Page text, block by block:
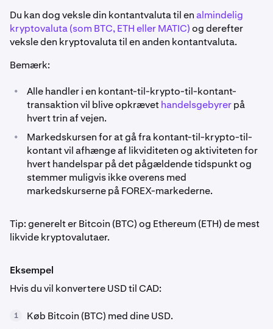
Du kan dog veksle din kontantvaluta til enalmindelig
kryptovaluta (som BTC, ETH eller MATIC)og derefter
veksle den kryptovaluta til en anden kontantvaluta.
Bemærk:
•
Alle handler i en kontant-til-krypto-til-kontant-
transaktion vil blive opkrævethandelsgebyrerpå
hvert trin af vejen.
•
Markedskursen for at gå fra kontant-til-krypto-til-
kontant vil afhænge af likviditeten og aktiviteten for
hvert handelspar på det pågældende tidspunkt og
stemmer muligvis ikke overens med
markedskurserne på FOREX-markederne.
Tip: generelt er Bitcoin (BTC) og Ethereum (ETH) de mest
likvide kryptovalutaer.
Eksempel
Hvis du vil konvertere USD til CAD:
1 Køb Bitcoin (BTC) med dine USD.